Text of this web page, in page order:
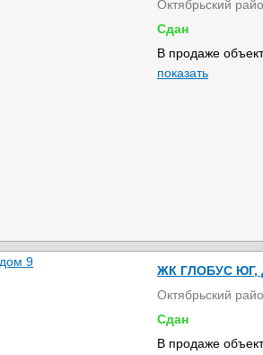
Октябрьский
Сдан
В продаже
показать
ЖК ГЛОБУС ЮГ,
Октябрьский
Сдан
В продаже